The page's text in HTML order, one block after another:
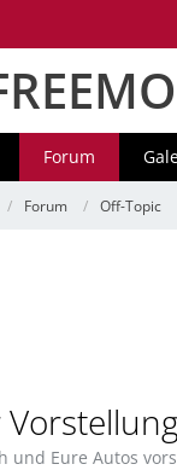
Forum
Forum Off-Topic
und Eure Autos